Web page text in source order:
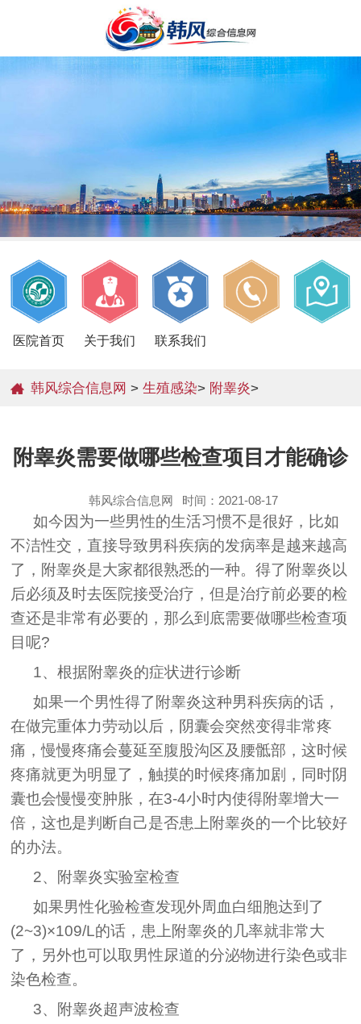
医院首页 关于我们 联系我们
韩风综合信息网 >生殖感染> 附睾炎>
附睾炎需要做哪些检查项目才能确诊
韩风综合信息网 时间：2021-08-17
如今因为一些男性的生活习惯不是很好，比如
不洁性交，直接导致男科疾病的发病率是越来越高
了，附睾炎是大家都很熟悉的一种。得了附睾炎以
后必须及时去医院接受治疗，但是治疗前必要的检
查还是非常有必要的，那么到底需要做哪些检查项
目呢?
1、根据附睾炎的症状进行诊断
如果一个男性得了附睾炎这种男科疾病的话，
在做完重体力劳动以后，阴囊会突然变得非常疼
痛，慢慢疼痛会蔓延至腹股沟区及腰骶部，这时候
疼痛就更为明显了，触摸的时候疼痛加剧，同时阴
囊也会慢慢变肿胀，在3-4小时内使得附睾增大一
倍，这也是判断自己是否患上附睾炎的一个比较好
的办法。
2、附睾炎实验室检查
如果男性化验检查发现外周血白细胞达到了
(2~3)×109/L的话，患上附睾炎的几率就非常大
了，另外也可以取男性尿道的分泌物进行染色或非
染色检查。
3、附睾炎超声波检查